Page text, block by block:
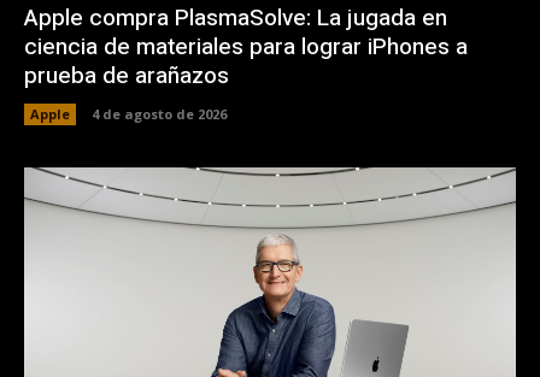
Apple compra PlasmaSolve: La jugada en
ciencia de materiales para lograr iPhones a
prueba de arañazos
Apple 4 de agosto de 2026